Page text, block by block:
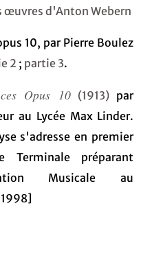
œuvres d'Anton Webern
10, par Pierre Boulez
2 ; partie 3.
Opus 10 (1913) par
au Lycée Max Linder.
s'adresse en premier
préparant
Musicale au